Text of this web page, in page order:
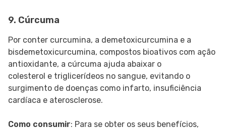
9. Cúrcuma
Por conter curcumina, a demetoxicurcumina e a
bisdemetoxicurcumina, compostos bioativos com ação
antioxidante, a cúrcuma ajuda abaixar o
colesterol e triglicerídeos no sangue, evitando o
surgimento de doenças como infarto, insuficiência
cardíaca e aterosclerose.
Como consumir: Para se obter os seus benefícios,